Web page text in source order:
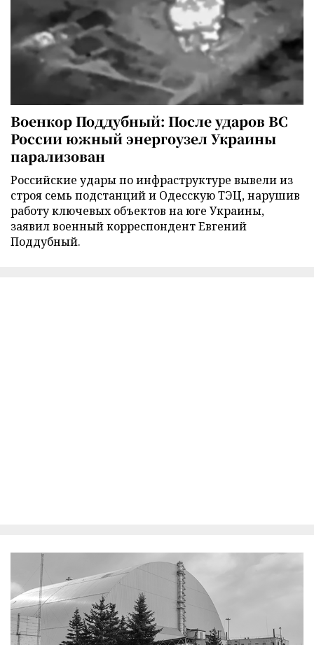
Военкор Поддубный: После ударов ВС
России южный энергоузел Украины
парализован
Российские удары по инфраструктуре вывели из
строя семь подстанций и Одесскую ТЭЦ, нарушив
работу ключевых объектов на юге Украины,
заявил военный корреспондент Евгений
Поддубный.